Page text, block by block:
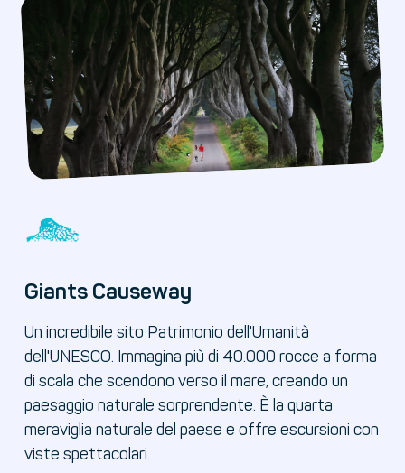
Giants Causeway
Un incredibile sito Patrimonio dell'Umanità
dell'UNESCO. Immagina più di 40.000 rocce a forma
di scala che scendono verso il mare, creando un
paesaggio naturale sorprendente. È la quarta
meraviglia naturale del paese e offre escursioni con
viste spettacolari.